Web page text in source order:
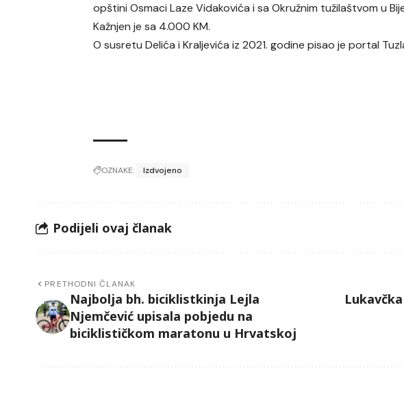
opštini Osmaci Laze Vidakovića i sa Okružnim tužilaštvom u
Kažnjen je sa 4.000 KM.
O susretu Delića i Kraljevića iz 2021. godine pisao je portal
OZNAKE: Izdvojeno
Podijeli ovaj članak
PRETHODNI ČLANAK
Najbolja bh. biciklistkinja Lejla
Njemčević upisala pobjedu na
biciklističkom maratonu u Hrvatskoj